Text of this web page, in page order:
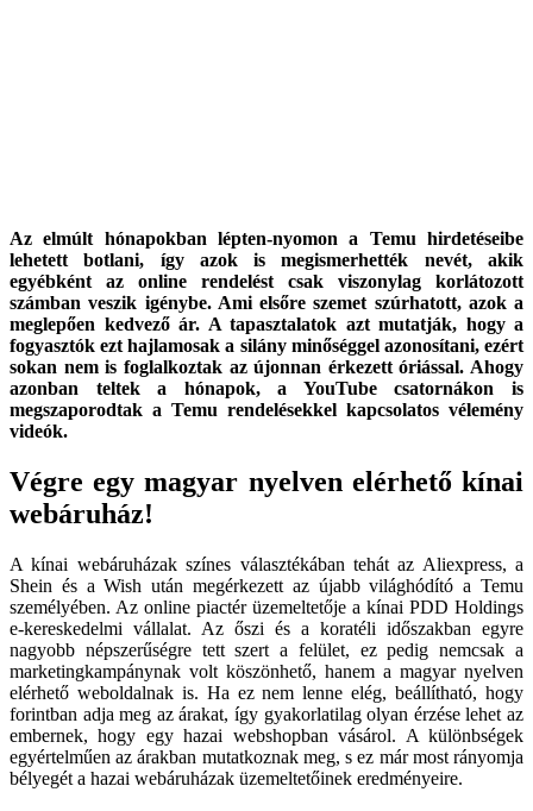
Az elmúlt hónapokban lépten-nyomon a Temu hirdetéseibe
lehetett botlani, így azok is megismerhették nevét, akik
egyébként az online rendelést csak viszonylag korlátozott
számban veszik igénybe. Ami elsőre szemet szúrhatott, azok a
meglepően kedvező ár. A tapasztalatok azt mutatják, hogy a
fogyasztók ezt hajlamosak a silány minőséggel azonosítani, ezért
sokan nem is foglalkoztak az újonnan érkezett óriással. Ahogy
azonban teltek a hónapok, a YouTube csatornákon is
megszaporodtak a Temu rendelésekkel kapcsolatos vélemény
videók.
Végre egy magyar nyelven elérhető kínai
webáruház!
A kínai webáruházak színes választékában tehát az Aliexpress, a
Shein és a Wish után megérkezett az újabb világhódító a Temu
személyében. Az online piactér üzemeltetője a kínai PDD Holdings
e-kereskedelmi vállalat. Az őszi és a koratéli időszakban egyre
nagyobb népszerűségre tett szert a felület, ez pedig nemcsak a
marketingkampánynak volt köszönhető, hanem a magyar nyelven
elérhető weboldalnak is. Ha ez nem lenne elég, beállítható, hogy
forintban adja meg az árakat, így gyakorlatilag olyan érzése lehet az
embernek, hogy egy hazai webshopban vásárol. A különbségek
egyértelműen az árakban mutatkoznak meg, s ez már most rányomja
bélyegét a hazai webáruházak üzemeltetőinek eredményeire.